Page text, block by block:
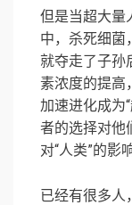
但是当超大量
中，杀死细菌
就夺走了子孙
素浓度的提高
加速进化成为
者的选择对他
对“人类”的影
已经有很多人